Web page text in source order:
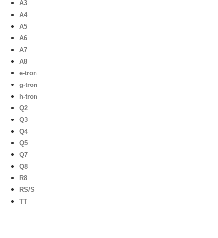
A3
A4
A5
A6
A7
A8
e-tron
g-tron
h-tron
Q2
Q3
Q4
Q5
Q7
Q8
R8
RS/S
TT